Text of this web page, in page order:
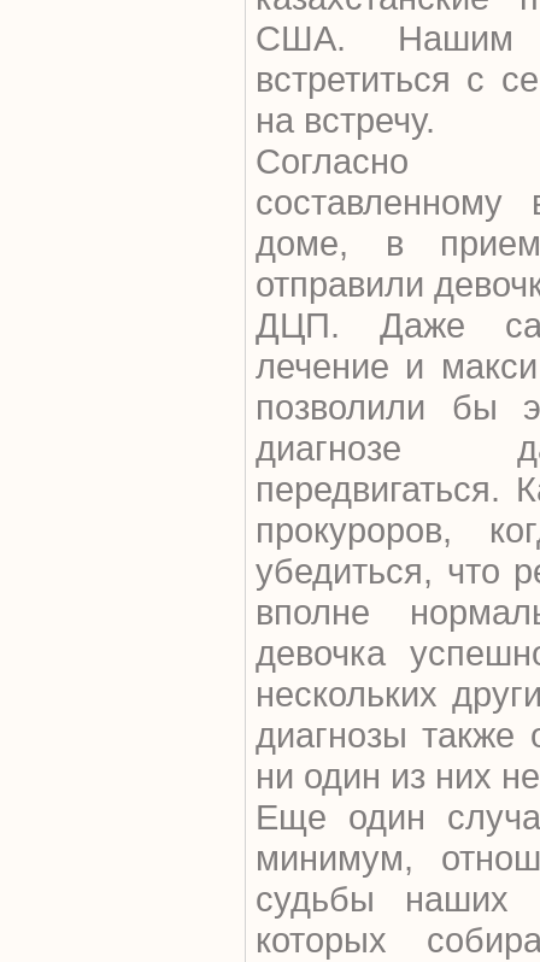
США. Нашим
встретиться с
на встречу.
Согласно
составленному
доме, в
отправили
ДЦП. Даже
лечение и
позволили бы
диагнозе
передвигаться.
прокуроров,
убедиться, что
вполне
девочка
нескольких
диагнозы также
ни один из них
Еще один
минимум,
судьбы наших
которых